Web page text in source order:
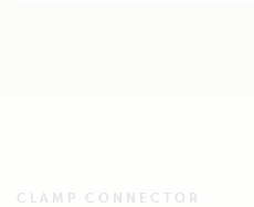
CLAMP CONNECTOR